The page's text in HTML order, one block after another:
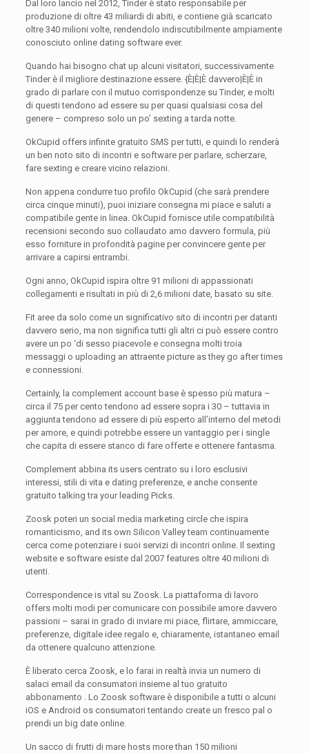
Dal loro lancio nel 2012, Tinder è stato responsabile per
produzione di oltre 43 miliardi di abiti, e contiene già scaricato
oltre 340 milioni volte, rendendolo indiscutibilmente ampiamente
conosciuto online dating software ever.
Quando hai bisogno chat up alcuni visitatori, successivamente
Tinder è il migliore destinazione essere. {È|È|È davvero|È|È in
grado di parlare con il mutuo corrispondenze su Tinder, e molti
di questi tendono ad essere su per quasi qualsiasi cosa del
genere – compreso solo un po’ sexting a tarda notte.
OkCupid offers infinite gratuito SMS per tutti, e quindi lo renderà
un ben noto sito di incontri e software per parlare, scherzare,
fare sexting e creare vicino relazioni.
Non appena condurre tuo profilo OkCupid (che sarà prendere
circa cinque minuti), puoi iniziare consegna mi piace e saluti a
compatibile gente in linea. OkCupid fornisce utile compatibilità
recensioni secondo suo collaudato amo davvero formula, più
esso forniture in profondità pagine per convincere gente per
arrivare a capirsi entrambi.
Ogni anno, OkCupid ispira oltre 91 milioni di appassionati
collegamenti e risultati in più di 2,6 milioni date, basato su site.
Fit aree da solo come un significativo sito di incontri per datanti
davvero serio, ma non significa tutti gli altri ci può essere contro
avere un po ‘di sesso piacevole e consegna molti troia
messaggi o uploading an attraente picture as they go after times
e connessioni.
Certainly, la complement account base è spesso più matura –
circa il 75 per cento tendono ad essere sopra i 30 – tuttavia in
aggiunta tendono ad essere di più esperto all’interno del metodi
per amore, e quindi potrebbe essere un vantaggio per i single
che capita di essere stanco di fare offerte e ottenere fantasma.
Complement abbina its users centrato su i loro esclusivi
interessi, stili di vita e dating preferenze, e anche consente
gratuito talking tra your leading Picks.
Zoosk poteri un social media marketing circle che ispira
romanticismo, and its own Silicon Valley team continuamente
cerca come potenziare i suoi servizi di incontri online. Il sexting
website e software esiste dal 2007 features oltre 40 milioni di
utenti.
Correspondence is vital su Zoosk. La piattaforma di lavoro
offers molti modi per comunicare con possibile amore davvero
passioni – sarai in grado di inviare mi piace, flirtare, ammiccare,
preferenze, digitale idee regalo e, chiaramente, istantaneo email
da ottenere qualcuno attenzione.
È liberato cerca Zoosk, e lo farai in realtà invia un numero di
salaci email da consumatori insieme al tuo gratuito
abbonamento . Lo Zoosk software è disponibile a tutti o alcuni
iOS e Android os consumatori tentando create un fresco pal o
prendi un big date online.
Un sacco di frutti di mare hosts more than 150 milioni